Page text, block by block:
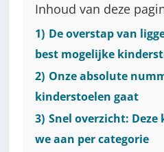
Inhoud van deze
1) De overstap van
best mogelijke
2) Onze absolute
kinderstoelen gaat
3) Snel overzicht:
we aan per categorie